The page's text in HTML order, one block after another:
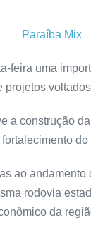
Paraíba Mix
feira uma
a construção
ao
rodovia
da